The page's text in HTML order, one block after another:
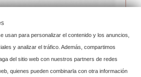
usan para personalizar el contenido y los anuncios,
y analizar el tráfico. Además, compartimos
del sitio web con nuestros partners de redes
quienes pueden combinarla con otra información